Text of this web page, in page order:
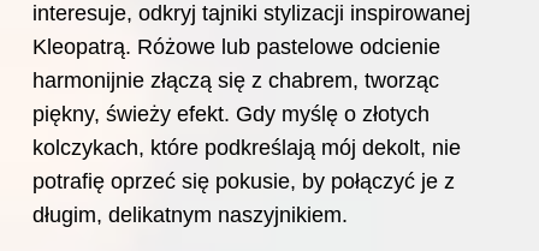
interesuje, odkryj tajniki stylizacji inspirowanej
Kleopatrą. Różowe lub pastelowe odcienie
harmonijnie złączą się z chabrem, tworząc
piękny, świeży efekt. Gdy myślę o złotych
kolczykach, które podkreślają mój dekolt, nie
potrafię oprzeć się pokusie, by połączyć je z
długim, delikatnym naszyjnikiem.